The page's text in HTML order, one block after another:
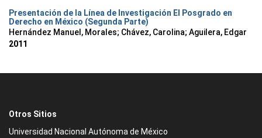
Presentación de la Línea de Investigación El Posgrado en
Derecho en México (Segunda Parte)
Hernández Manuel, Morales; Chávez, Carolina; Aguilera, Edgar
2011
Otros Sitios
Universidad Nacional Autónoma de México